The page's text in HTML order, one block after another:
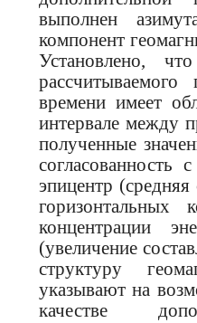
выполнен
компонент
Установлено,
времени имеет
интервале между
полученные
согласованность
эпицентр
концентрации
(увеличение
структуру
указывают на
качестве